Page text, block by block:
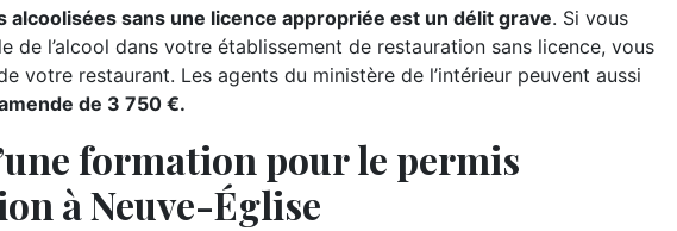
alcoolisées sans une licence appropriée est un délit grave. Si vous
de l’alcool dans votre établissement de restauration sans licence, vous
votre restaurant. Les agents du ministère de l’intérieur peuvent aussi
de 3 750 €.
formation pour le permis
à Neuve-Église